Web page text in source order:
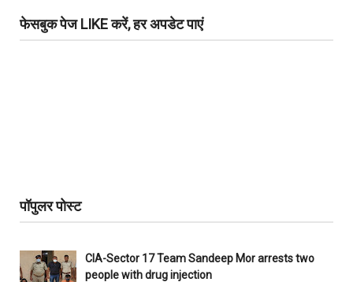
फेसबुक पेज LIKE करें, हर अपडेट पाएं
पॉपुलर पोस्ट
CIA-Sector 17 Team Sandeep Mor arrests two
people with drug injection